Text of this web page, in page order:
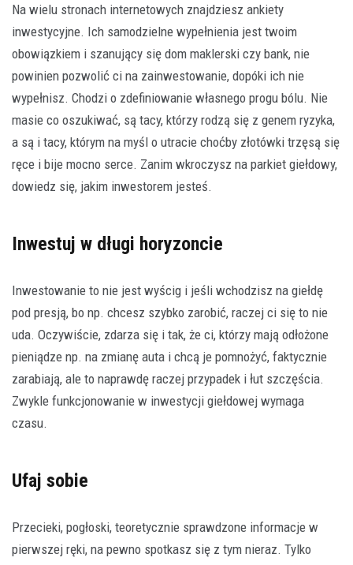
Na wielu stronach internetowych znajdziesz ankiety
inwestycyjne. Ich samodzielne wypełnienia jest twoim
obowiązkiem i szanujący się dom maklerski czy bank, nie
powinien pozwolić ci na zainwestowanie, dopóki ich nie
wypełnisz. Chodzi o zdefiniowanie własnego progu bólu. Nie
masie co oszukiwać, są tacy, którzy rodzą się z genem ryzyka,
a są i tacy, którym na myśl o utracie choćby złotówki trzęsą się
ręce i bije mocno serce. Zanim wkroczysz na parkiet giełdowy,
dowiedz się, jakim inwestorem jesteś.
Inwestuj w długi horyzoncie
Inwestowanie to nie jest wyścig i jeśli wchodzisz na giełdę
pod presją, bo np. chcesz szybko zarobić, raczej ci się to nie
uda. Oczywiście, zdarza się i tak, że ci, którzy mają odłożone
pieniądze np. na zmianę auta i chcą je pomnożyć, faktycznie
zarabiają, ale to naprawdę raczej przypadek i łut szczęścia.
Zwykle funkcjonowanie w inwestycji giełdowej wymaga
czasu.
Ufaj sobie
Przecieki, pogłoski, teoretycznie sprawdzone informacje w
pierwszej ręki, na pewno spotkasz się z tym nieraz. Tylko